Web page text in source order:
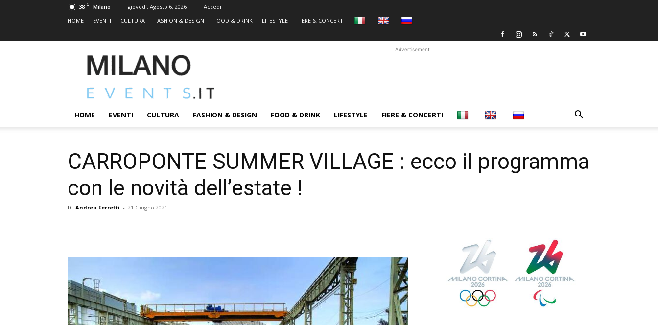
38 C Milano giovedì, Agosto 6, 2026
Accedi
HOME
EVENTI CULTURA FASHION & DESIGN FOOD & DRINK LIFESTYLE FIERE & CONCERTI
MILANOEVENTS.IT
|
2.0
ed
Eventi
Advertisement
HOME EVENTI CULTURA FASHION & DESIGN FOOD & DRINK LIFESTYLE FIERE & CONCERTI
CARROPONTE SUMMER VILLAGE : ecco il programma
con le novità dell’estate !
Di Andrea Ferretti - 21 Giugno 2021